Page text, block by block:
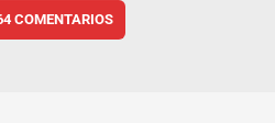
COMENTARIOS